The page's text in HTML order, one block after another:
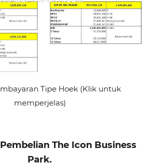
Tipe Hoek (Klik untuk
memperjelas)
The Icon Business
Park.